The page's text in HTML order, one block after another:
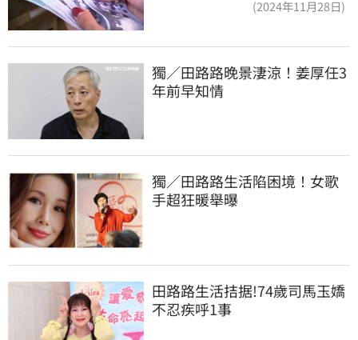
(2024年11月28日)
獨／田路路晚景淒涼！姜厚任3
年前早知情
獨／田路路生活陷困境！女歌
手超狂暖舉曝
田路路生活拮据!74歲司馬玉嬌
不忍疾呼1事